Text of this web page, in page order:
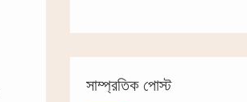
সাম্প্রতিক পোস্ট